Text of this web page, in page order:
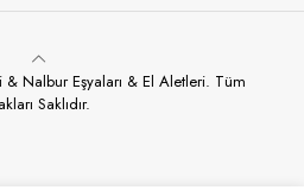
Nalbur Eşyaları & El Aletleri. Tüm
Saklıdır.